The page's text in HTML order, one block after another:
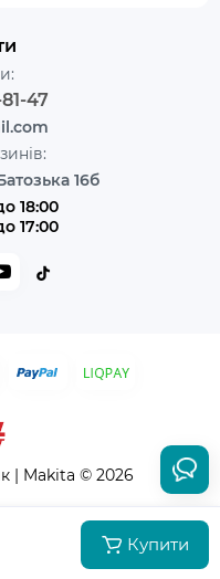
Купити
47
16б
18:00
17:00
| Makita © 2026